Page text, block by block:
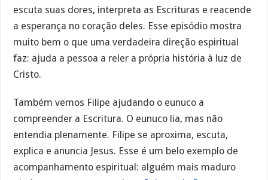
escuta suas dores, interpreta as Escrituras e reacende
a esperança no coração deles. Esse episódio mostra
muito bem o que uma verdadeira direção espiritual
faz: ajuda a pessoa a reler a própria história à luz de
Cristo.
Também vemos Filipe ajudando o eunuco a
compreender a Escritura. O eunuco lia, mas não
entendia plenamente. Filipe se aproxima, escuta,
explica e anuncia Jesus. Esse é um belo exemplo de
acompanhamento espiritual: alguém mais maduro